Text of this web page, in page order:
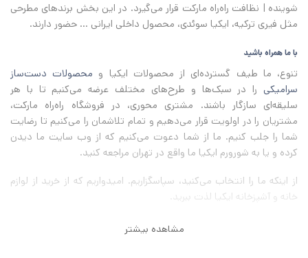
شوینده | نظافت راه‌راه مارکت قرار می‌گیرد. در این بخش برندهای مطرحی
مثل فیری ترکیه، ایکیا سوئدی، محصول داخلی ایرانی ... حضور دارند.
با ما همراه باشید
تنوع، ما طیف گسترده‌ای از محصولات ایکیا و محصولات دست‌ساز
سرامیکی را در سبک‌ها و طرح‌های مختلف عرضه می‌کنیم تا با هر
سلیقه‌ای سازگار باشند. مشتری محوری، در فروشگاه راه‌راه مارکت،
مشتریان را در اولویت قرار می‌دهیم و تمام تلاشمان را می‌کنیم تا رضایت
شما را جلب کنیم. ما از شما دعوت می‌کنیم که از وب سایت ما دیدن
کرده و یا به شورورم ایکیا ما واقع در تهران مراجعه کنید.
از اینکه ما را انتخاب می‌کنید، سپاسگزاریم. امیدواریم که از خرید از لوازم
خانه و آشپزخانه ایکیا لذت ببرید
مشاهده بیشتر